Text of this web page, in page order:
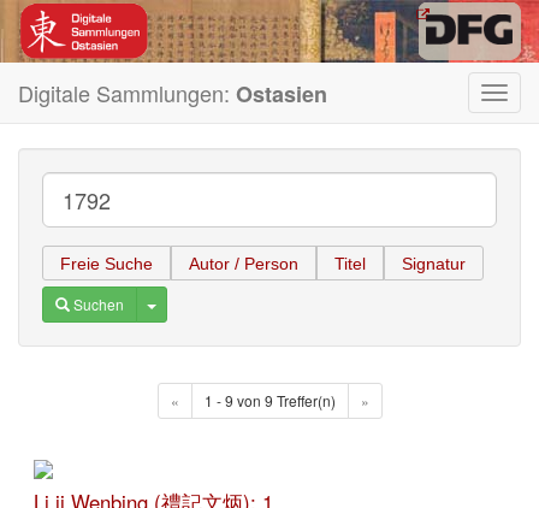
Digitale Sammlungen: Ostasien
Freie Suche Autor / Person Titel Signatur
Suchen Toggle Dropdown
« 1 - 9 von 9 Treffer(n) »
Li ji Wenbing (禮記文炳); 1